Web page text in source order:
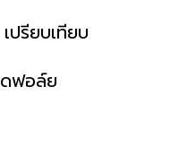
เปรียบเทียบ
ฟอล์ย